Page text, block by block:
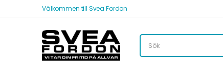
Välkommen till Svea Fordon